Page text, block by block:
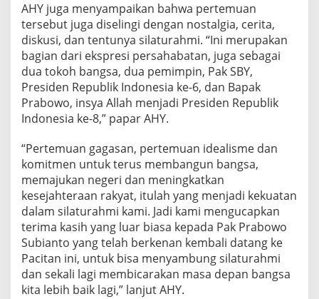
AHY juga menyampaikan bahwa pertemuan
tersebut juga diselingi dengan nostalgia, cerita,
diskusi, dan tentunya silaturahmi. “Ini merupakan
bagian dari ekspresi persahabatan, juga sebagai
dua tokoh bangsa, dua pemimpin, Pak SBY,
Presiden Republik Indonesia ke-6, dan Bapak
Prabowo, insya Allah menjadi Presiden Republik
Indonesia ke-8,” papar AHY.
“Pertemuan gagasan, pertemuan idealisme dan
komitmen untuk terus membangun bangsa,
memajukan negeri dan meningkatkan
kesejahteraan rakyat, itulah yang menjadi kekuatan
dalam silaturahmi kami. Jadi kami mengucapkan
terima kasih yang luar biasa kepada Pak Prabowo
Subianto yang telah berkenan kembali datang ke
Pacitan ini, untuk bisa menyambung silaturahmi
dan sekali lagi membicarakan masa depan bangsa
kita lebih baik lagi,” lanjut AHY.